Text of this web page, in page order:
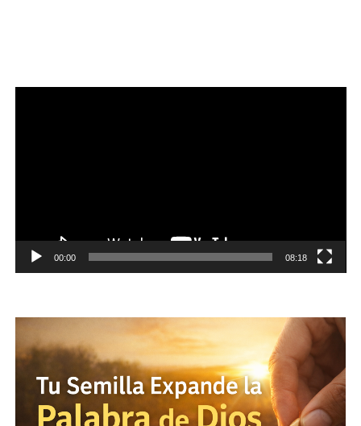
Reproductor
00:00 08:18